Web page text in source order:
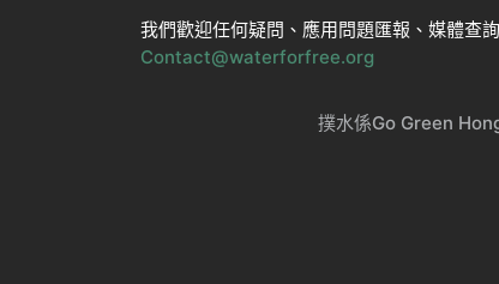
我們歡迎任何疑問、應用問題匯報、媒體查詢
Contact@waterforfree.org
撲水係Go Green